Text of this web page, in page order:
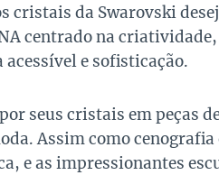
cristais da Swarovski
centrado na
e sofisticação.
seus cristais em peças
Assim como
e as impressionantes